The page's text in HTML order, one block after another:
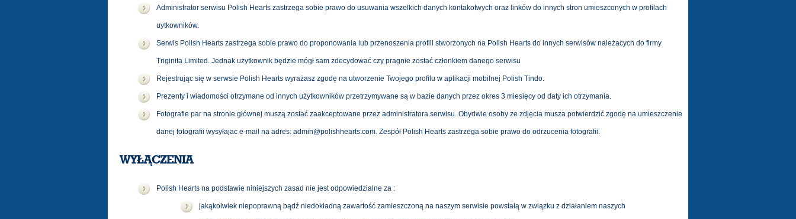
Administrator serwisu Polish Hearts zastrzega sobie prawo do usuwania wszelkich danych kontakotwych oraz linków do innych stron umieszconych w profilach
uytkowników.
Serwis Polish Hearts zastrzega sobie prawo do proponowania lub przenoszenia profili stworzonych na Polish Hearts do innych serwisów należacych do firmy
Triginita Limited. Jednak użytkownik będzie mógł sam zdecydować czy pragnie zostać członkiem danego serwisu
Rejestrując się w serwsie Polish Hearts wyrażasz zgodę na utworzenie Twojego profilu w aplikacji mobilnej Polish Tindo.
Prezenty i wiadomości otrzymane od innych użytkowników przetrzymywane są w bazie danych przez okres 3 miesięcy od daty ich otrzymania.
Fotografie par na stronie głównej muszą zostać zaakceptowane przez administratora serwisu. Obydwie osoby ze zdjęcia musza potwierdzić zgodę na umieszczenie
danej fotografii wysyłajac e-mail na adres: admin@polishhearts.com. Zespół Polish Hearts zastrzega sobie prawo do odrzucenia fotografii.
WYŁĄCZENIA
Polish Hearts na podstawie niniejszych zasad nie jest odpowiedzialne za :
jakąkolwiek niepoprawną bądź niedokładną zawartość zamieszczoną na naszym serwisie powstałą w związku z działaniem naszych